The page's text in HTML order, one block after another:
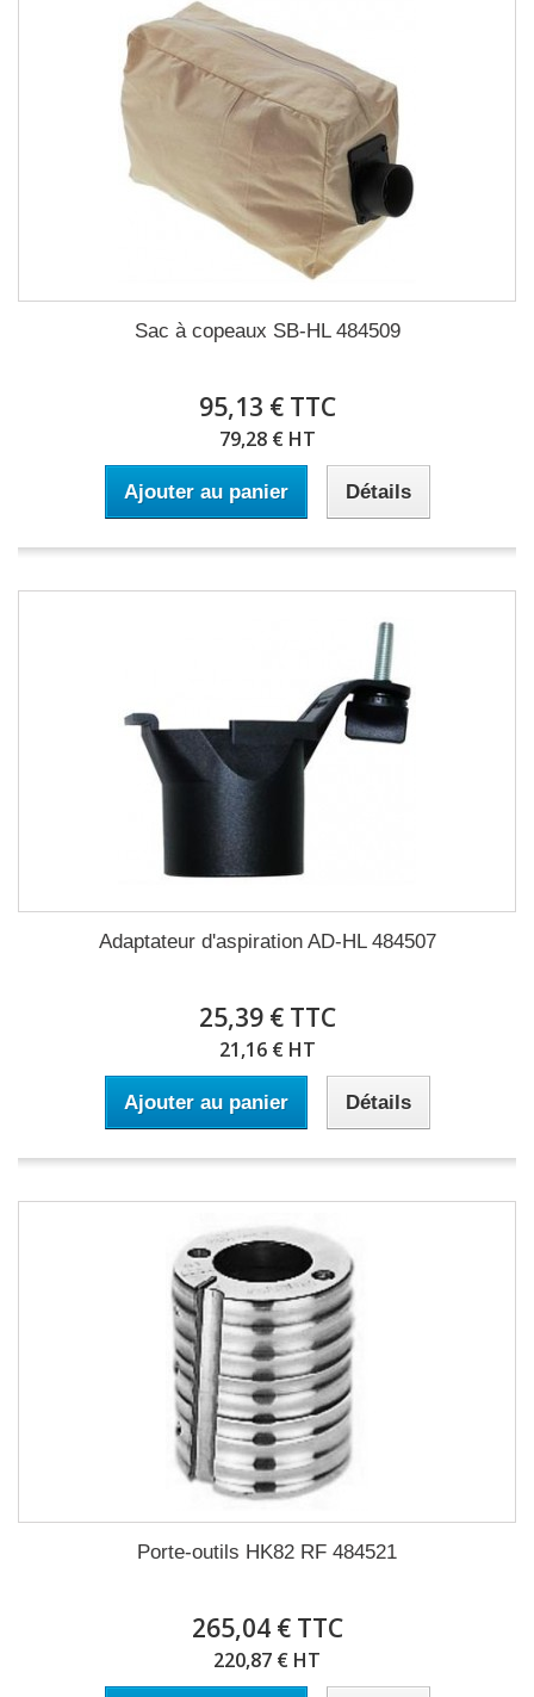
Sac à copeaux SB-HL 484509
95,13 € TTC
79,28 € HT
Ajouter au panier Détails
Adaptateur d'aspiration AD-HL 484507
25,39 € TTC
21,16 € HT
Ajouter au panier Détails
Porte-outils HK82 RF 484521
265,04 € TTC
220,87 € HT